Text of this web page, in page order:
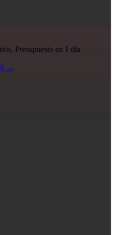
Presupuesto en 1 día
→